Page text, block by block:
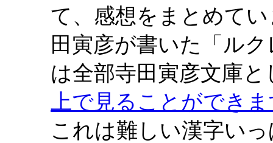
て、感想をまとめて
田寅彦が書いた「ル
は全部寺田寅彦文庫
上で見ることができ
これは難しい漢字い